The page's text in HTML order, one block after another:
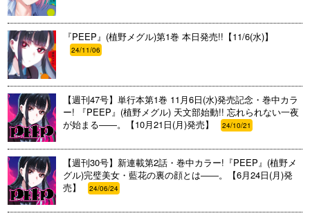
『PEEP』(植野メグル)第1巻 本日発売!!【11/6(水)】
24/11/06
【週刊47号】単行本第1巻 11月6日(水)発売記念・巻中カラ
ー! 『PEEP』(植野メグル) 天文部始動!! 忘れられない一夜
が始まる――。【10月21日(月)発売】
24/10/21
【週刊30号】新連載第2話・巻中カラー!『PEEP』(植野メ
グル)完璧美女・藍花の裏の顔とは――。【6月24日(月)発
売】
24/06/24